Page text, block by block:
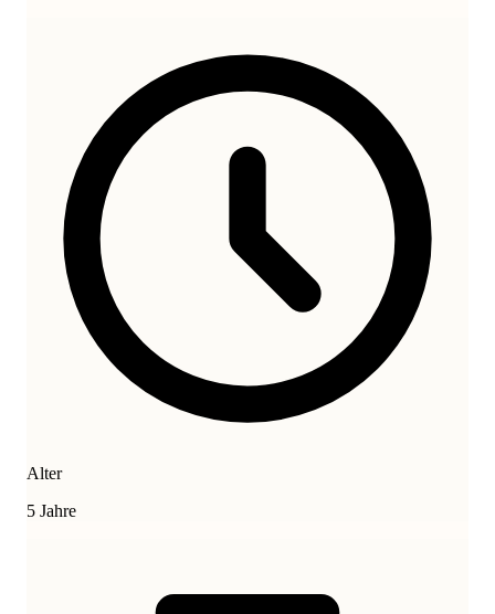
Alter
5 Jahre